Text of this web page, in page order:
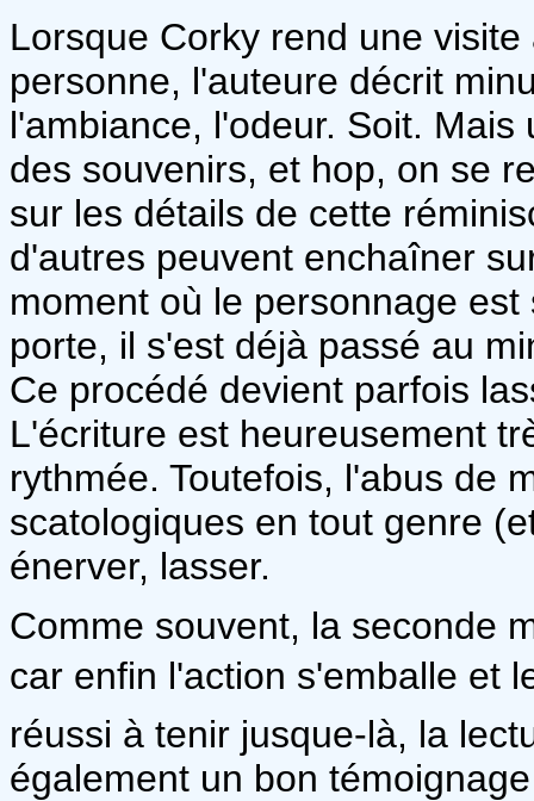
Lorsque Corky rend une
personne, l'auteure décrit
l'ambiance, l'odeur. Soit.
des souvenirs, et hop, on se
sur les détails de cette
d'autres peuvent enchaîner
moment où le personnage
porte, il s'est déjà passé au
Ce procédé devient parfois
L'écriture est heureusement
rythmée. Toutefois, l'abus de
scatologiques en tout genre
énerver, lasser.
Comme souvent, la seconde
car enfin l'action s'emballe et
réussi à tenir jusque-là, la
également un bon